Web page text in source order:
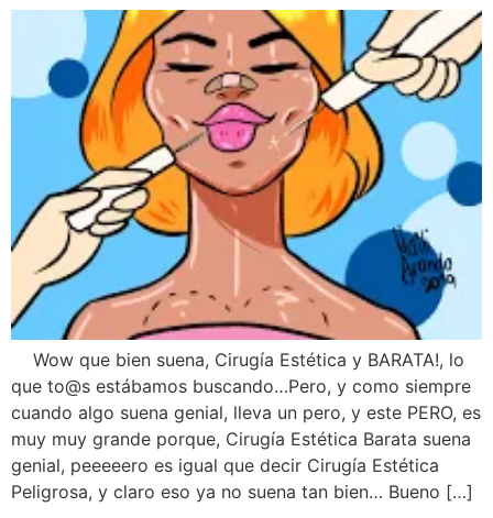
Wow que bien suena, Cirugía Estética y BARATA!, lo
que to@s estábamos buscando…Pero, y como siempre
cuando algo suena genial, lleva un pero, y este PERO, es
muy muy grande porque, Cirugía Estética Barata suena
genial, peeeeero es igual que decir Cirugía Estética
Peligrosa, y claro eso ya no suena tan bien… Bueno […]